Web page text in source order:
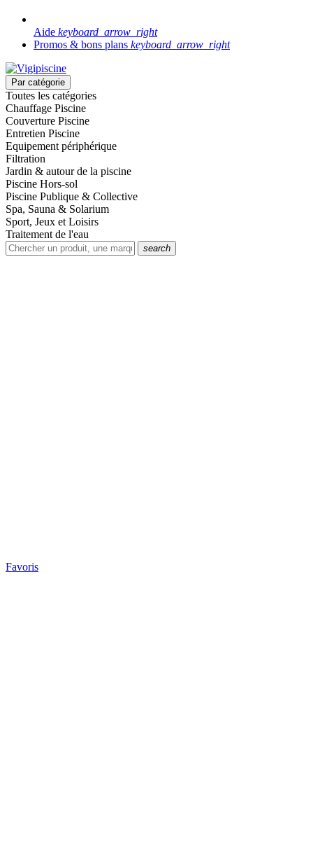
Aide keyboard_arrow_right
Promos & bons plans keyboard_arrow_right
Par catégorie
Toutes les catégories
Chauffage Piscine
Couverture Piscine
Entretien Piscine
Equipement périphérique
Filtration
Jardin & autour de la piscine
Piscine Hors-sol
Piscine Publique & Collective
Spa, Sauna & Solarium
Sport, Jeux et Loisirs
Traitement de l'eau
search
Favoris